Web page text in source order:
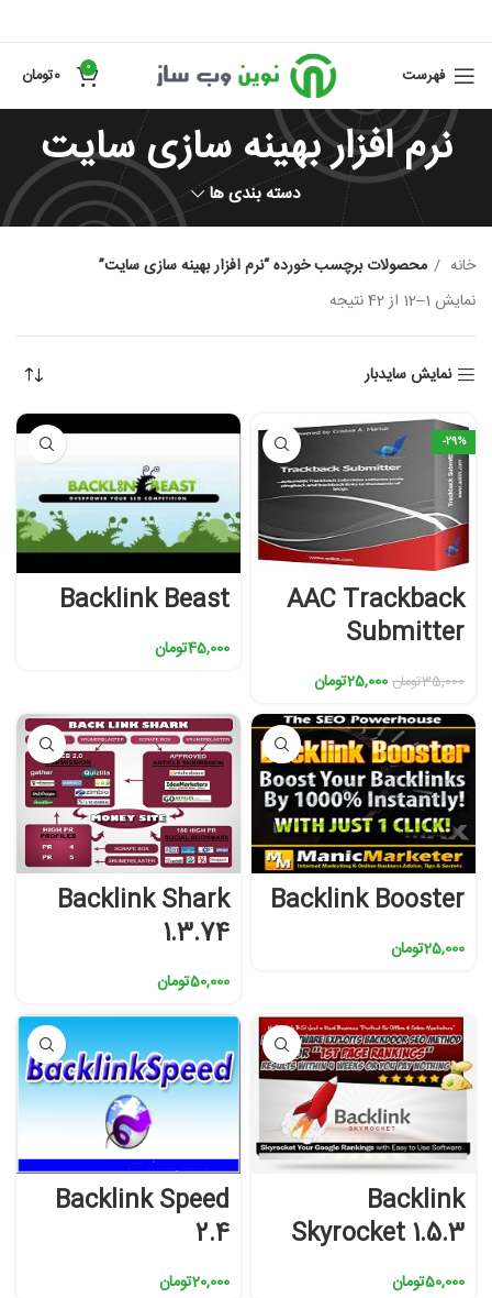
فهرست 0
0تومان
نرم افزار بهینه سازی سایت
دسته بندی ها
خانه
محصولات برچسب خورده “نرم افزار بهینه سازی سایت”
نمایش 1–12 از 42 نتیجه
نمایش سایدبار
-29%
AAC Trackback
Submitter
35,000تومان25,000تومان
Backlink Beast
45,000تومان
Backlink Booster
25,000تومان
Backlink Shark
1.3.74
50,000تومان
Backlink
Skyrocket 1.5.3
50,000تومان
Backlink Speed
2.4
20,000تومان